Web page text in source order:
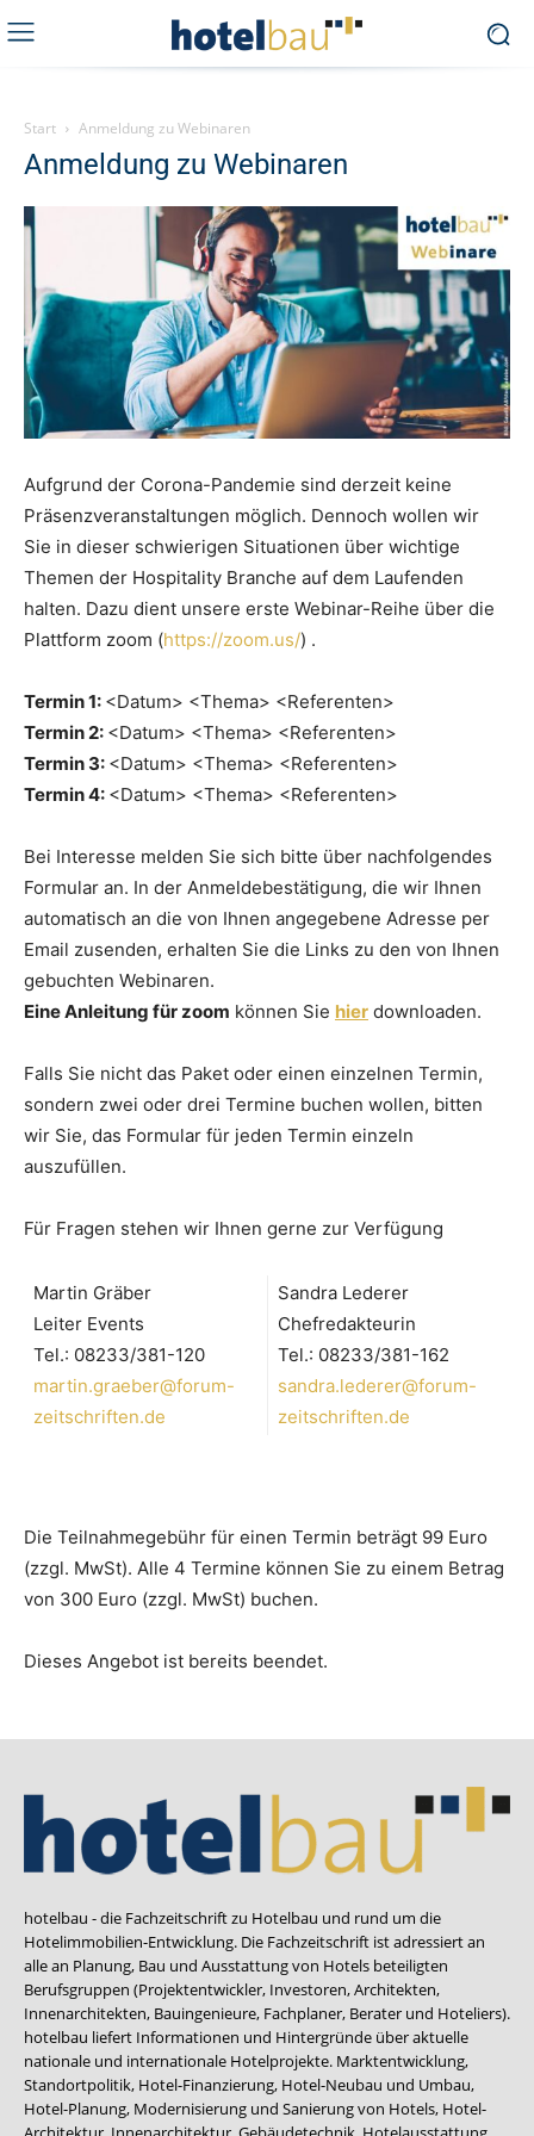
Start Anmeldung zu Webinaren
Anmeldung zu Webinaren
Aufgrund der Corona-Pandemie sind derzeit keine
Präsenzveranstaltungen möglich. Dennoch wollen wir
Sie in dieser schwierigen Situationen über wichtige
Themen der Hospitality Branche auf dem Laufenden
halten. Dazu dient unsere erste Webinar-Reihe über die
Plattform zoom (https://zoom.us/) .
Termin 1: <Datum> <Thema> <Referenten>
Termin 2: <Datum> <Thema> <Referenten>
Termin 3: <Datum> <Thema> <Referenten>
Termin 4: <Datum> <Thema> <Referenten>
Bei Interesse melden Sie sich bitte über nachfolgendes
Formular an. In der Anmeldebestätigung, die wir Ihnen
automatisch an die von Ihnen angegebene Adresse per
Email zusenden, erhalten Sie die Links zu den von Ihnen
gebuchten Webinaren.
Eine Anleitung für zoom können Sie hier downloaden.
Falls Sie nicht das Paket oder einen einzelnen Termin,
sondern zwei oder drei Termine buchen wollen, bitten
wir Sie, das Formular für jeden Termin einzeln
auszufüllen.
Für Fragen stehen wir Ihnen gerne zur Verfügung
Martin Gräber
Leiter Events
Tel.: 08233/381-120
martin.graeber@forum-
zeitschriften.de
Sandra Lederer
Chefredakteurin
Tel.: 08233/381-162
sandra.lederer@forum-
zeitschriften.de
Die Teilnahmegebühr für einen Termin beträgt 99 Euro
(zzgl. MwSt). Alle 4 Termine können Sie zu einem Betrag
von 300 Euro (zzgl. MwSt) buchen.
Dieses Angebot ist bereits beendet.
hotelbau - die Fachzeitschrift zu Hotelbau und rund um die
Hotelimmobilien-Entwicklung. Die Fachzeitschrift ist adressiert an
alle an Planung, Bau und Ausstattung von Hotels beteiligten
Berufsgruppen (Projektentwickler, Investoren, Architekten,
Innenarchitekten, Bauingenieure, Fachplaner, Berater und Hoteliers).
hotelbau liefert Informationen und Hintergründe über aktuelle
nationale und internationale Hotelprojekte. Marktentwicklung,
Standortpolitik, Hotel-Finanzierung, Hotel-Neubau und Umbau,
Hotel-Planung, Modernisierung und Sanierung von Hotels, Hotel-